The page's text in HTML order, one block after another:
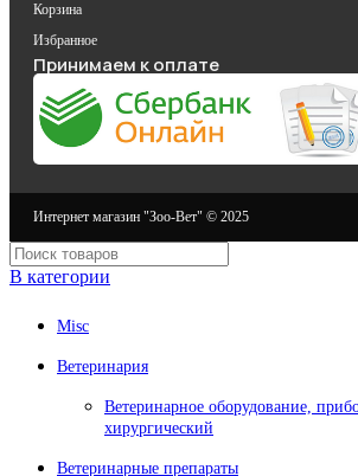
Корзина
Избранное
Принимаем к оплате
Интернет магазин "Зоо-Вет" © 2025
В категории
Misc
Ветеринария
Ветеринарное оборудование,
хирургический
Ветеринарные препараты